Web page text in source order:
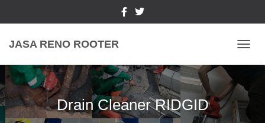
JASA RENO ROOTER
Drain Cleaner RIDGID